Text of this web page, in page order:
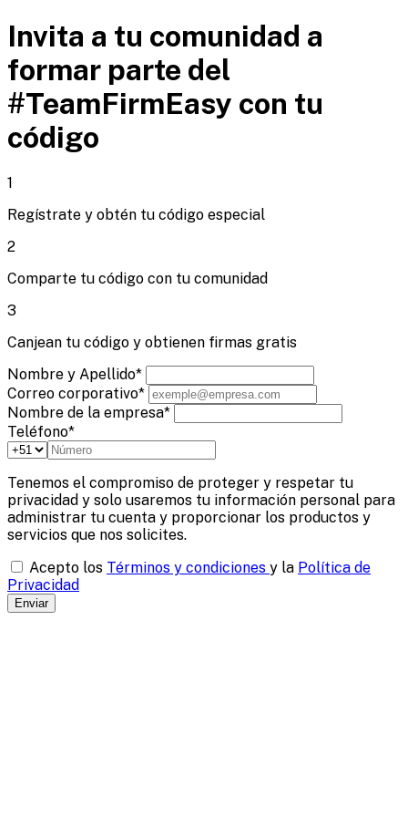
Invita a tu comunidad a
formar parte del
#TeamFirmEasy con tu
código
1
Regístrate y obtén tu código especial
2
Comparte tu código con tu comunidad
3
Canjean tu código y obtienen firmas gratis
Nombre y Apellido*
Correo corporativo*
Nombre de la empresa*
Teléfono*
Tenemos el compromiso de proteger y respetar tu
privacidad y solo usaremos tu información personal para
administrar tu cuenta y proporcionar los productos y
servicios que nos solicites.
Acepto los Términos y condiciones y la Política de
Privacidad
Enviar